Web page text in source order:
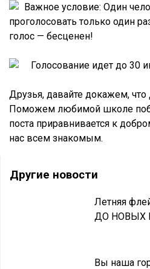
Важное условие: Один
проголосовать только один
голос — бесценен!
Голосование идет до 30
Друзья, давайте докажем,
Поможем любимой школе
поста приравнивается к
нас всем знакомым.
Другие новости
Летняя
ДО НОВЫХ
Вы наша